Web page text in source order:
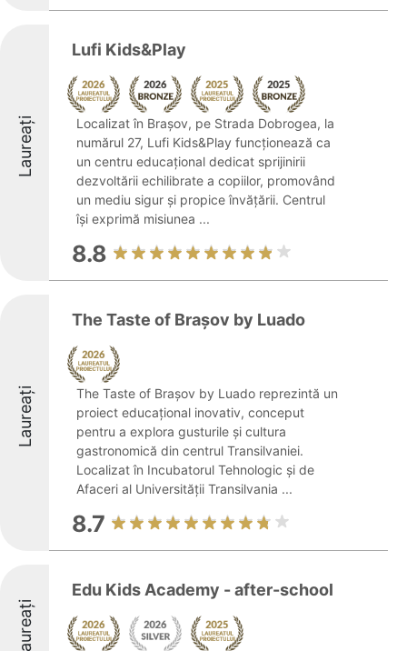
Laureați
Lufi Kids&Play
Localizat în Brașov, pe Strada Dobrogea, la
numărul 27, Lufi Kids&Play funcționează ca
un centru educațional dedicat sprijinirii
dezvoltării echilibrate a copiilor, promovând
un mediu sigur și propice învățării. Centrul
își exprimă misiunea ...
8.8
Laureați
The Taste of Brașov by Luado
The Taste of Brașov by Luado reprezintă un
proiect educațional inovativ, conceput
pentru a explora gusturile și cultura
gastronomică din centrul Transilvaniei.
Localizat în Incubatorul Tehnologic și de
Afaceri al Universității Transilvania ...
8.7
Laureați
Edu Kids Academy - after-school